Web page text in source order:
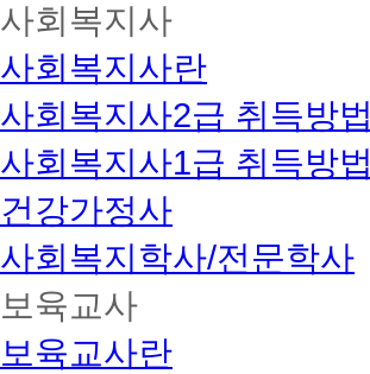
사회복지사
사회복지사란
사회복지사2급 취득방법
사회복지사1급 취득방법
건강가정사
사회복지학사/전문학사
보육교사
보육교사란